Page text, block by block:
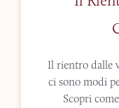
Il rientro dalle
ci sono modi
Scopri